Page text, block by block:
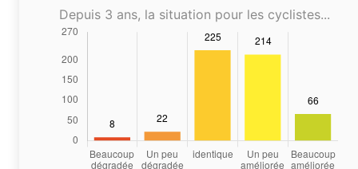
Depuis 3 ans, la situation pour les cyclistes...